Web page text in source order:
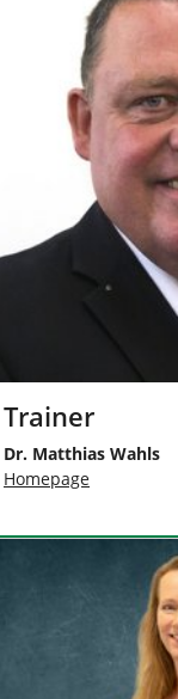
Trainer
Dr. Matthias Wahls
Homepage